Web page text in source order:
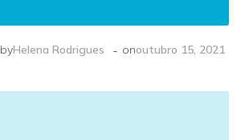
byHelena Rodrigues - onoutubro 15, 2021